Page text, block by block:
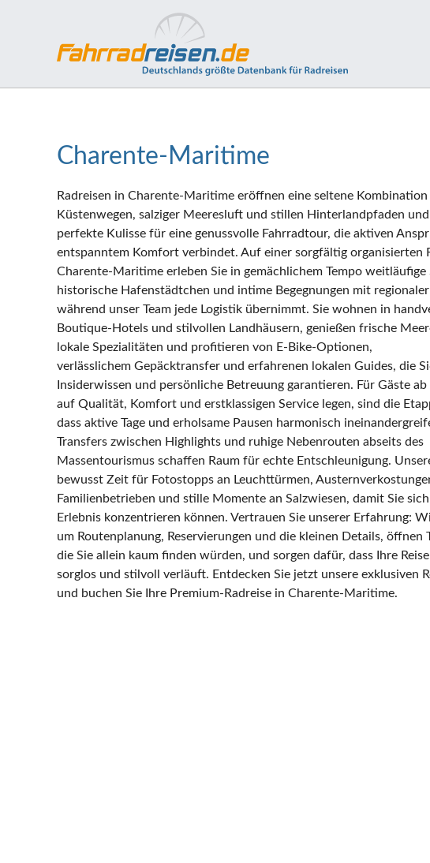
Charente-Maritime
Radreisen in Charente‑Maritime eröffnen eine seltene Kombination
Küstenwegen, salziger Meeresluft und stillen Hinterlandpfaden
perfekte Kulisse für eine genussvolle Fahrradtour, die aktiven
entspanntem Komfort verbindet. Auf einer sorgfältig organisierten
Charente‑Maritime erleben Sie in gemächlichem Tempo weitläufige
historische Hafenstädtchen und intime Begegnungen mit
während unser Team jede Logistik übernimmt. Sie wohnen in
Boutique‑Hotels und stilvollen Landhäusern, genießen frische
lokale Spezialitäten und profitieren von E‑Bike‑Optionen,
verlässlichem Gepäcktransfer und erfahrenen lokalen Guides, die
Insiderwissen und persönliche Betreuung garantieren. Für Gäste
auf Qualität, Komfort und erstklassigen Service legen, sind die
dass aktive Tage und erholsame Pausen harmonisch
Transfers zwischen Highlights und ruhige Nebenrouten abseits des
Massentourismus schaffen Raum für echte Entschleunigung.
bewusst Zeit für Fotostopps an Leuchttürmen,
Familienbetrieben und stille Momente an Salzwiesen, damit Sie
Erlebnis konzentrieren können. Vertrauen Sie unserer Erfahrung:
um Routenplanung, Reservierungen und die kleinen Details, öffnen
die Sie allein kaum finden würden, und sorgen dafür, dass Ihre
sorglos und stilvoll verläuft. Entdecken Sie jetzt unsere exklusiven
und buchen Sie Ihre Premium‑Radreise in Charente‑Maritime.